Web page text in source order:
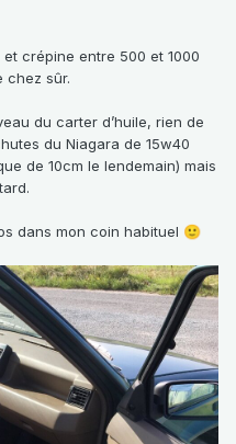
crépine entre 500 et 1000
chez sûr.
du carter d’huile, rien de
du Niagara de 15w40
de 10cm le lendemain) mais
dans mon coin habituel 🙂